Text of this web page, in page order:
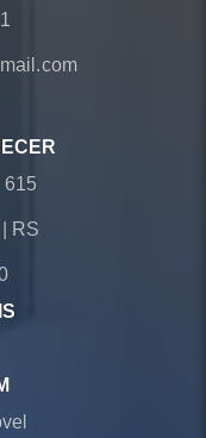
615
RS